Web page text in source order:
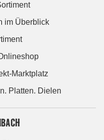
im Überblick
Marktplatz
Platten. Dielen